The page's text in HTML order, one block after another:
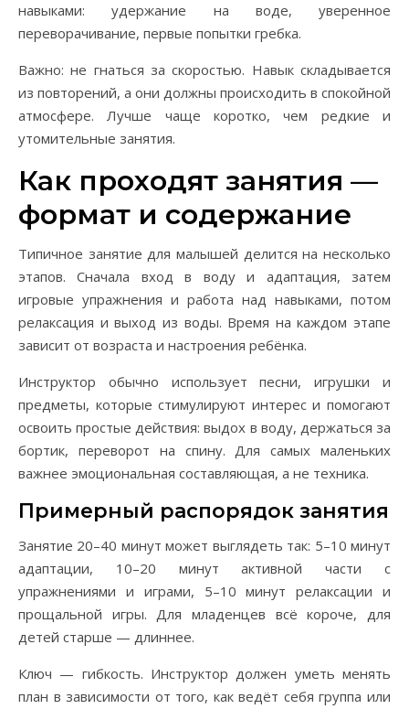
навыками: удержание на воде, уверенное
переворачивание, первые попытки гребка.
Важно: не гнаться за скоростью. Навык складывается
из повторений, а они должны происходить в спокойной
атмосфере. Лучше чаще коротко, чем редкие и
утомительные занятия.
Как проходят занятия —
формат и содержание
Типичное занятие для малышей делится на несколько
этапов. Сначала вход в воду и адаптация, затем
игровые упражнения и работа над навыками, потом
релаксация и выход из воды. Время на каждом этапе
зависит от возраста и настроения ребёнка.
Инструктор обычно использует песни, игрушки и
предметы, которые стимулируют интерес и помогают
освоить простые действия: выдох в воду, держаться за
бортик, переворот на спину. Для самых маленьких
важнее эмоциональная составляющая, а не техника.
Примерный распорядок занятия
Занятие 20–40 минут может выглядеть так: 5–10 минут
адаптации, 10–20 минут активной части с
упражнениями и играми, 5–10 минут релаксации и
прощальной игры. Для младенцев всё короче, для
детей старше — длиннее.
Ключ — гибкость. Инструктор должен уметь менять
план в зависимости от того, как ведёт себя группа или